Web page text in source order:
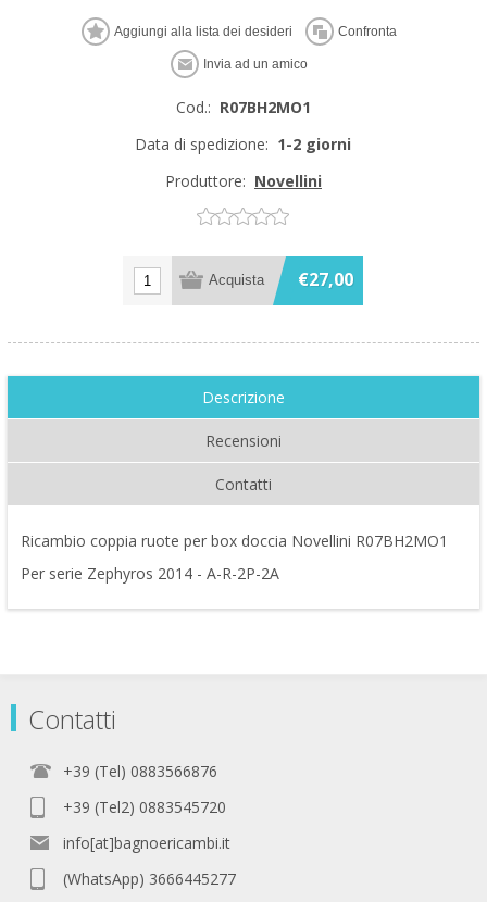
Cod.: R07BH2MO1
Data di spedizione: 1-2 giorni
Produttore: Novellini
€27,00
Descrizione
Recensioni
Contatti
Ricambio coppia ruote per box doccia Novellini R07BH2MO1
Per serie Zephyros 2014 - A-R-2P-2A
Contatti
+39 (Tel) 0883566876
+39 (Tel2) 0883545720
info[at]bagnoericambi.it
(WhatsApp) 3666445277